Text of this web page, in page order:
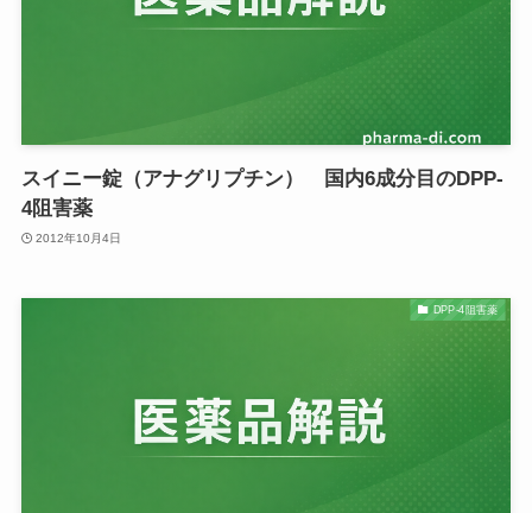
スイニー錠（アナグリプチン） 国内6成分目のDPP-
4阻害薬
2012年10月4日
DPP-4阻害薬